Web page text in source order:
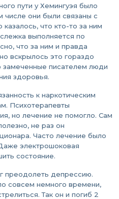
пути у Хемингуэя было
числе они были связаны с
что кто-то за ним
выполняется по
что за ним и правда
вскрылось это гораздо
замеченные писателем люди
здоровья.
к наркотическим
Психотерапевты
но лечение не помогло. Сам
не раз он
Часто лечение было
электрошоковая
состояние.
преодолеть депрессию.
совсем немного времени,
Так он и погиб 2